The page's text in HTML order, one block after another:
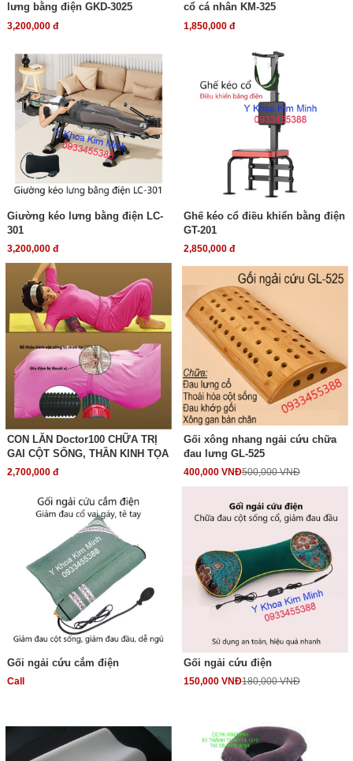
lưng bằng điện GKD-3025
3,200,000 đ
cổ cá nhân KM-325
1,850,000 đ
Giường kéo lưng bằng điện LC-
301
3,200,000 đ
Ghế kéo cổ điều khiển bằng điện
GT-201
2,850,000 đ
CON LĂN Doctor100 CHỮA TRỊ
GAI CỘT SỐNG, THẦN KINH TỌA
2,700,000 đ
Gối xông nhang ngải cứu chữa
đau lưng GL-525
400,000 VNĐ500,000 VNĐ
Gối ngải cứu cắm điện
Call
Gối ngải cứu điện
150,000 VNĐ180,000 VNĐ